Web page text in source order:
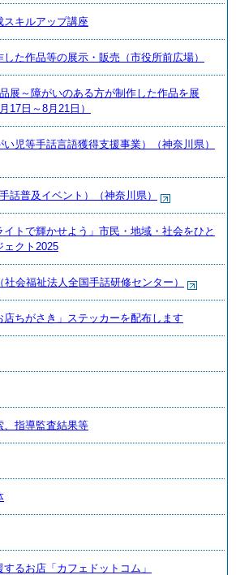
スキルアップ講座
た作品等の展示・販売（市役所前広場）
展～障がいのある方が制作した作品を展
17日～8月21日）
児等手話言語獲得支援事業）（神奈川県）
話普及イベント）（神奈川県）
イトで輝かせよう」市民・地域・社会をひと
ェクト2025
会福祉法人全国手話研修センター）
店ちがさき」ステッカーを配布します
、指導監査結果等
るお店「カフェドットコム」